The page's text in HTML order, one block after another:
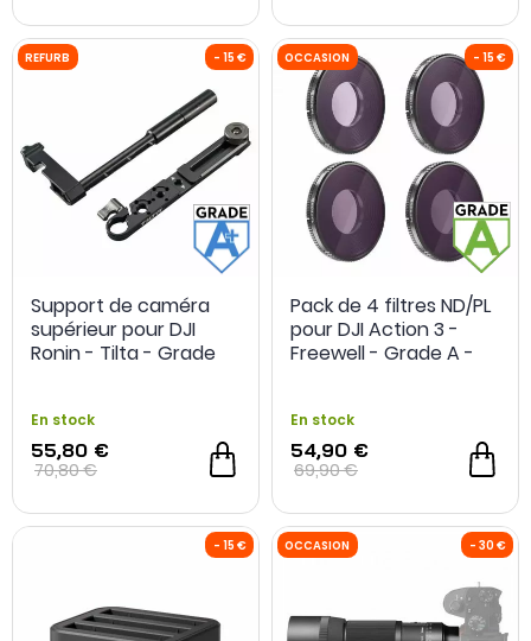
OCCASION - 40 € OCCASION
Support de caméra
supérieur pour DJI
Ronin - Tilta - Grade
En stock
55,80 €
70,80 €
Pack de 4 filtres ND/PL
pour DJI Action 3 -
Freewell - Grade A -
En stock
54,90 €
69,90 €